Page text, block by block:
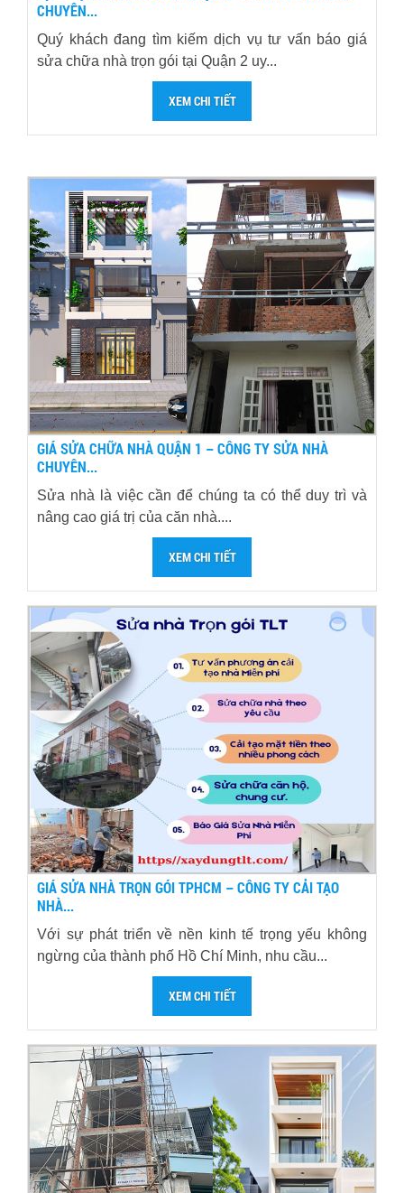
CHUYÊN...
Quý khách đang tìm kiếm dịch vụ tư vấn báo giá
sửa chữa nhà trọn gói tại Quận 2 uy...
XEM CHI TIẾT
GIÁ SỬA CHỮA NHÀ QUẬN 1 – CÔNG TY SỬA NHÀ
CHUYÊN...
Sửa nhà là việc cần để chúng ta có thể duy trì và
nâng cao giá trị của căn nhà....
XEM CHI TIẾT
GIÁ SỬA NHÀ TRỌN GÓI TPHCM – CÔNG TY CẢI TẠO
NHÀ...
Với sự phát triển về nền kinh tế trọng yếu không
ngừng của thành phố Hồ Chí Minh, nhu cầu...
XEM CHI TIẾT